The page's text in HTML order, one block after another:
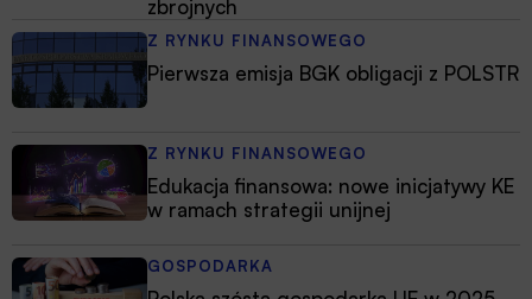
zbrojnych
Z RYNKU FINANSOWEGO
Pierwsza emisja BGK obligacji z POLSTR
Z RYNKU FINANSOWEGO
Edukacja finansowa: nowe inicjatywy KE
w ramach strategii unijnej
GOSPODARKA